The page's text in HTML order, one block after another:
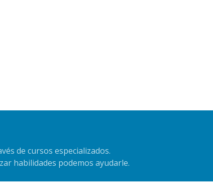
de cursos especializados.
habilidades podemos ayudarle.